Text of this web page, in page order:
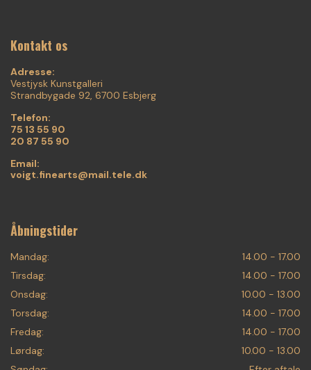
Kontakt os
Adresse:
Vestjysk Kunstgalleri
Strandbygade 92, 6700 Esbjerg
Telefon:
75 13 55 90
20 87 55 90
Email:
voigt.finearts@mail.tele.dk
Åbningstider
Mandag:
14.00 - 17.00
Tirsdag:
14.00 - 17.00
Onsdag:
10.00 - 13.00
Torsdag:
14.00 - 17.00
Fredag:
14.00 - 17.00
Lørdag:
10.00 - 13.00